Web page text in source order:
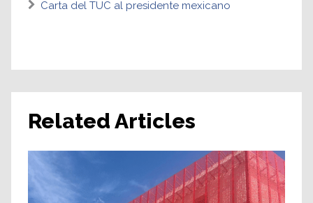
Carta del TUC al presidente mexicano
Related Articles